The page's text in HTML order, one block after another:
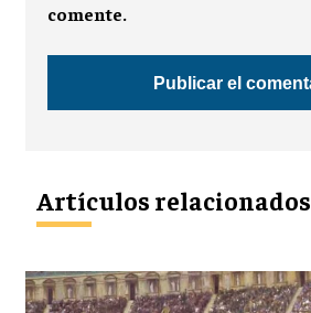
comente.
Artículos relacionados